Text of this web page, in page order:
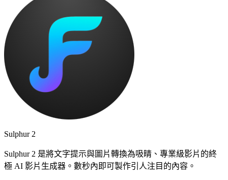
Sulphur 2
Sulphur 2 是將文字提示與圖片轉換為吸睛、專業級影片的終
極 AI 影片生成器。數秒內即可製作引人注目的內容。